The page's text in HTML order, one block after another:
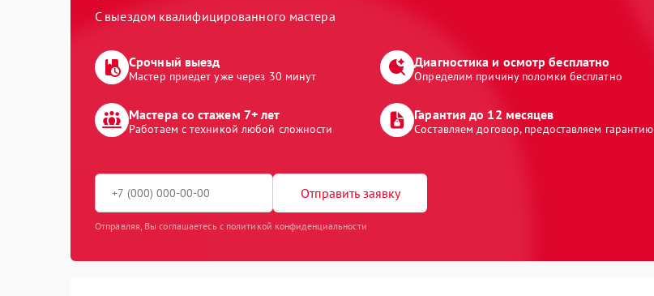
С выездом квалифицированного мастера
Срочный выезд
Мастер приедет уже через 30 минут
Диагностика и осмотр бесплатно
Определим причину поломки бесплатно
Мастера со стажем 7+ лет
Работаем с техникой любой сложности
Гарантия до 12 месяцев
Составляем договор, предоставляем гарантию
Отправить заявку
Отправляя, Вы соглашаетесь с политикой конфиденциальности